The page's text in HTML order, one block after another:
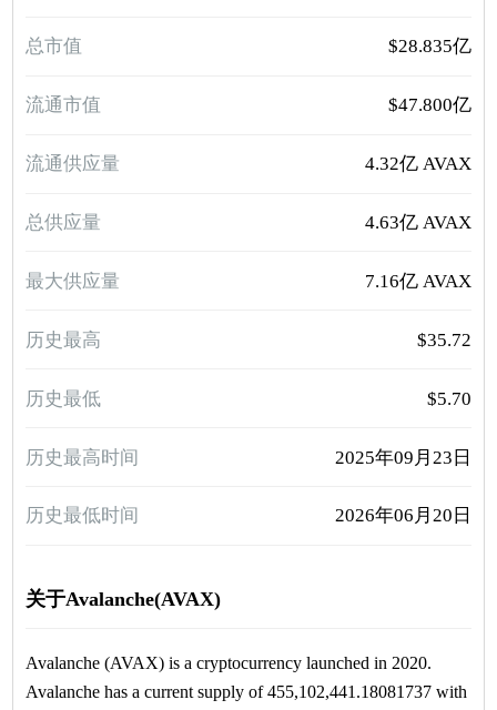
总市值 $28.835亿
流通市值 $47.800亿
流通供应量 4.32亿 AVAX
总供应量 4.63亿 AVAX
最大供应量 7.16亿 AVAX
历史最高 $35.72
历史最低 $5.70
历史最高时间 2025年09月23日
历史最低时间 2026年06月20日
关于Avalanche(AVAX)
Avalanche (AVAX) is a cryptocurrency launched in 2020.
Avalanche has a current supply of 455,102,441.18081737 with